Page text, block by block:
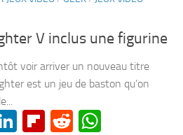
V inclus une figurine
voir arriver un nouveau titre
est un jeu de baston qu’on
LinkedIn
Flipboard
Reddit